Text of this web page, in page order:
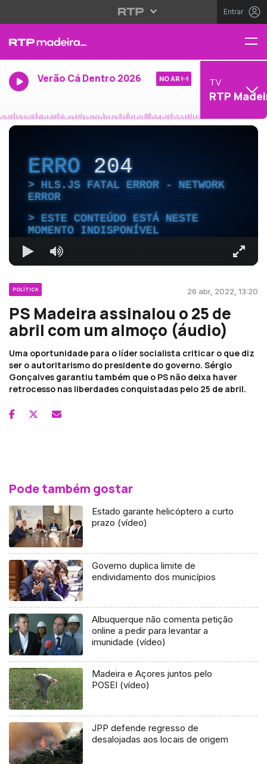
Entrar
Verão Cá Dentro 2026 NO AR TV
RTP
ERRO204
HLS.JS FATAL ERROR - NETWORK
ERROR
ESTE CONTEÚDO ESTÁ NESTE
MOMENTO INDISPONÍVEL
POLÍTICA 26 abr, 2022, 13:20
PS Madeira assinalou o 25 de
abril com um almoço (áudio)
Uma oportunidade para o líder socialista criticar o que diz
ser o autoritarismo do presidente do governo. Sérgio
Gonçalves garantiu também que o PS não deixa haver
retrocesso nas liberdades conquistadas pelo 25 de abril.
Pode também gostar
Estado garante helicóptero a curto
prazo (vídeo)
Governo duplica limite de
endividamento dos municípios
Albuquerque não comenta petição
online a pedir para levantar a
imunidade (vídeo)
Madeira e Açores juntos pelo
POSEI (vídeo)
JPP defende regresso de
desalojadas aos locais de origem